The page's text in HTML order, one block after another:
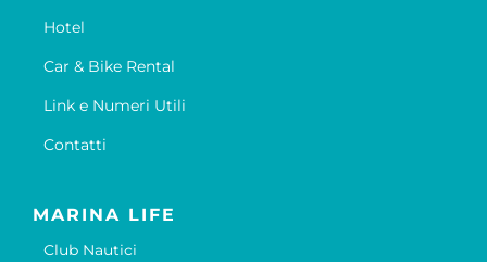
Hotel
Car & Bike Rental
Link e Numeri Utili
Contatti
MARINA LIFE
Club Nautici